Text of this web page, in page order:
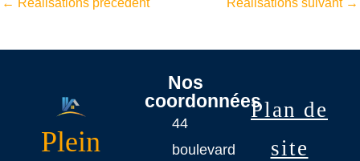
← Réalisations précédent Réalisations suivant →
Plein
Nos
coordonnées
44
boulevard
Plan de
site